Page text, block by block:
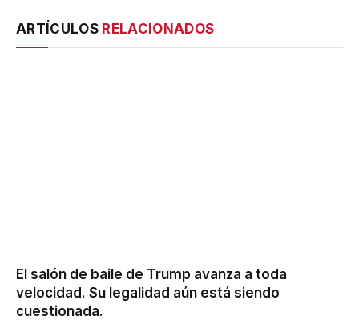
ARTÍCULOS RELACIONADOS
El salón de baile de Trump avanza a toda
velocidad. Su legalidad aún está siendo
cuestionada.